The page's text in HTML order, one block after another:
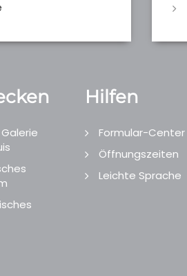
Hilfen
Formular-Center
Öffnungszeiten
Leichte Sprache